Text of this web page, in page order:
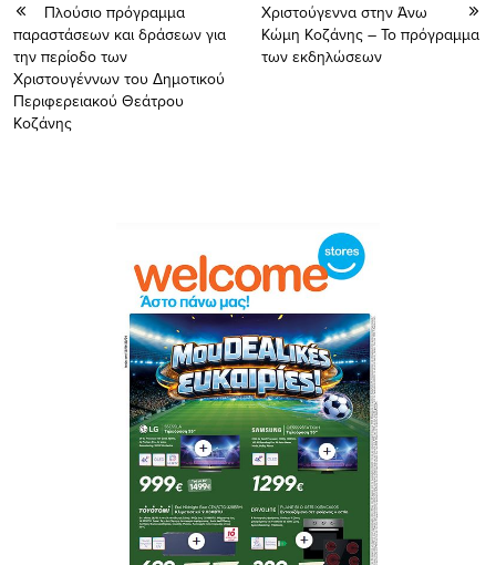
Πλούσιο πρόγραμμα
παραστάσεων και δράσεων για
την περίοδο των
Χριστουγέννων του Δημοτικού
Περιφερειακού Θεάτρου
Κοζάνης
Χριστούγεννα στην Άνω
Κώμη Κοζάνης – Το πρόγραμμα
των εκδηλώσεων